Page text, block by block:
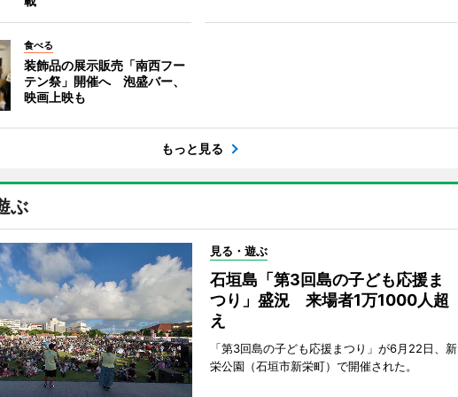
食べる
装飾品の展示販売「南西フー
テン祭」開催へ 泡盛バー、
映画上映も
もっと見る
ぶ
見る・遊ぶ
石垣島「第3回島の子ども応援ま
つり」盛況 来場者1万1000人超
え
「第3回島の子ども応援まつり」が6月22日、新
栄公園（石垣市新栄町）で開催された。